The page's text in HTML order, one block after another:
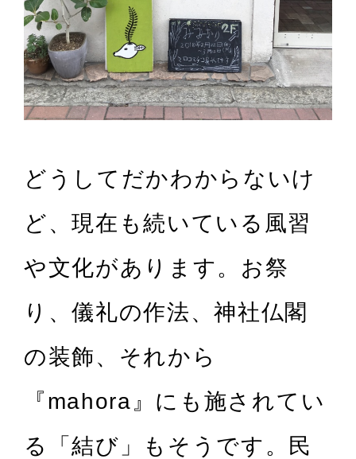
どうしてだかわからないけ
ど、現在も続いている風習
や文化があります。お祭
り、儀礼の作法、神社仏閣
の装飾、それから
『mahora』にも施されてい
る「結び」もそうです。民